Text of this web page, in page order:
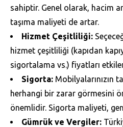
sahiptir. Genel olarak, hacim
taşıma maliyeti de artar.
Hizmet Çeşitliliği:
hizmet çeşitliliği (kapıdan
sigortalama vs.) fiyatları
Sigorta: Mobilyalarınızın
herhangi bir zarar görmesini
önemlidir. Sigorta maliyeti,
Gümrük ve Vergiler: